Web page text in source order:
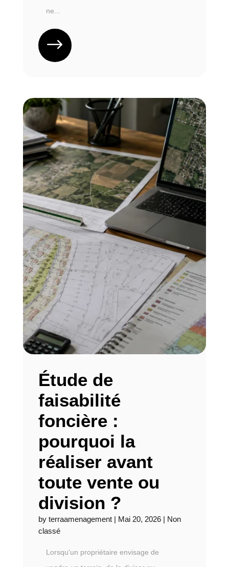
ne...
Étude de
faisabilité
foncière :
pourquoi la
réaliser avant
toute vente ou
division ?
by terraamenagement| Mai 20, 2026| Non
classé
Lorsqu'un propriétaire envisage de